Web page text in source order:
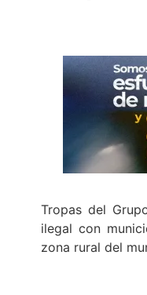
Tropas del
ilegal con
zona rural del